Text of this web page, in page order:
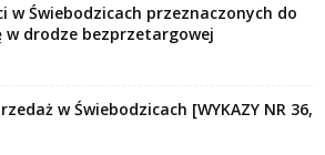
w Świebodzicach przeznaczonych do
w drodze bezprzetargowej
w Świebodzicach [WYKAZY NR 36,